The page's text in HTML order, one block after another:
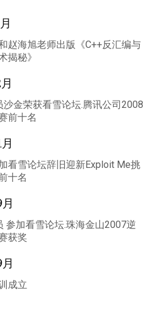
赵海旭老师出版《C++反汇编与
揭秘》
沙金荣获看雪论坛.腾讯公司2008
前十名
看雪论坛辞旧迎新Exploit Me挑
十名
参加看雪论坛.珠海金山2007逆
获奖
成立